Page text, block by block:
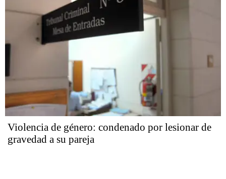
Violencia de género: condenado por lesionar de
gravedad a su pareja